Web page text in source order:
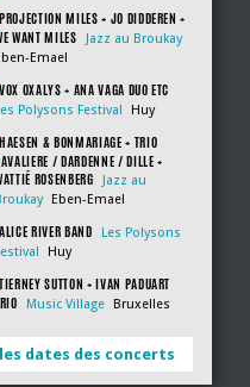
PROJECTION MILES + JO DIDDEREN +
WANT MILES
Jazz au Broukay
Emael
VOX OXALYS + ANA VAGA DUO ETC
Polysons Festival Huy
HAESEN & BONMARIAGE + TRIO
/ DARDENNE / DILLE +
ROSENBERG
Jazz au
Eben-Emael
ALICE RIVER BAND
Les Polysons
Huy
TIERNEY SUTTON + IVAN PADUART
Music Village Bruxelles
dates des concerts